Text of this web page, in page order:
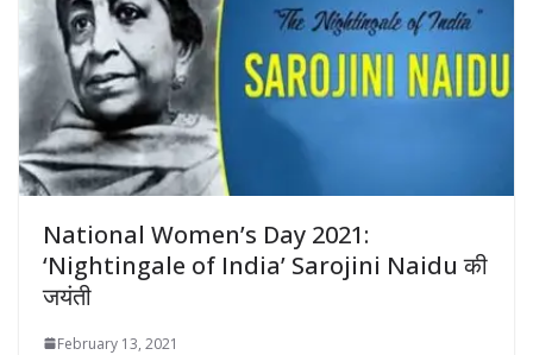
National Women’s Day 2021:
‘Nightingale of India’ Sarojini Naidu की
जयंती
February 13, 2021